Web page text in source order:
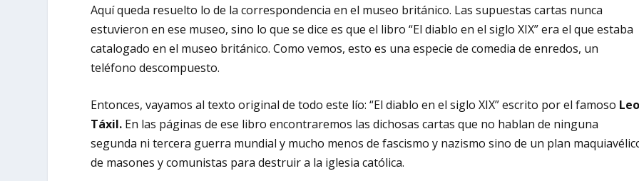
Aquí queda resuelto lo de la correspondencia en el museo británico. Las supuestas cartas nunca
estuvieron en ese museo, sino lo que se dice es que el libro “El diablo en el siglo XIX” era el que estaba
catalogado en el museo británico. Como vemos, esto es una especie de comedia de enredos, un
teléfono descompuesto.
Entonces, vayamos al texto original de todo este lío: “El diablo en el siglo XIX” escrito por el famoso
Táxil. En las páginas de ese libro encontraremos las dichosas cartas que no hablan de ninguna
segunda ni tercera guerra mundial y mucho menos de fascismo y nazismo sino de un plan
de masones y comunistas para destruir a la iglesia católica.